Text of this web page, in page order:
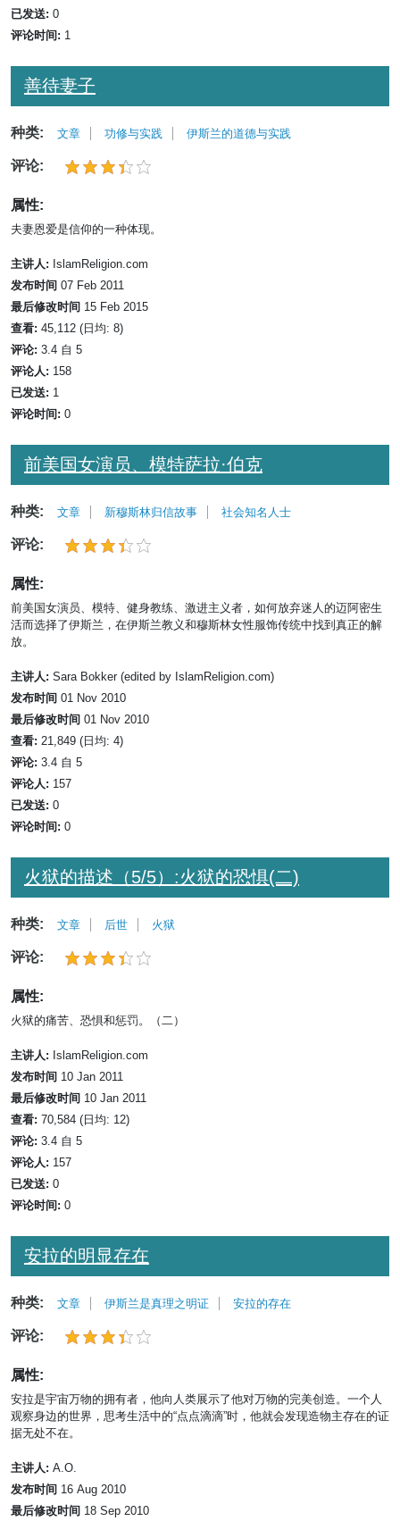
已发送: 0
评论时间: 1
善待妻子
种类: 文章 功修与实践 伊斯兰的道德与实践
评论:
属性:
夫妻恩爱是信仰的一种体现。
主讲人: IslamReligion.com
发布时间 07 Feb 2011
最后修改时间 15 Feb 2015
查看: 45,112 (日均: 8)
评论: 3.4 自 5
评论人: 158
已发送: 1
评论时间: 0
前美国女演员、模特萨拉·伯克
种类: 文章 新穆斯林归信故事 社会知名人士
评论:
属性:
前美国女演员、模特、健身教练、激进主义者，如何放弃迷人的迈阿密生
活而选择了伊斯兰，在伊斯兰教义和穆斯林女性服饰传统中找到真正的解
放。
主讲人: Sara Bokker (edited by IslamReligion.com)
发布时间 01 Nov 2010
最后修改时间 01 Nov 2010
查看: 21,849 (日均: 4)
评论: 3.4 自 5
评论人: 157
已发送: 0
评论时间: 0
火狱的描述（5/5）:火狱的恐惧(二)
种类: 文章 后世 火狱
评论:
属性:
火狱的痛苦、恐惧和惩罚。（二）
主讲人: IslamReligion.com
发布时间 10 Jan 2011
最后修改时间 10 Jan 2011
查看: 70,584 (日均: 12)
评论: 3.4 自 5
评论人: 157
已发送: 0
评论时间: 0
安拉的明显存在
种类: 文章 伊斯兰是真理之明证 安拉的存在
评论:
属性:
安拉是宇宙万物的拥有者，他向人类展示了他对万物的完美创造。一个人
观察身边的世界，思考生活中的“点点滴滴”时，他就会发现造物主存在的证
据无处不在。
主讲人: A.O.
发布时间 16 Aug 2010
最后修改时间 18 Sep 2010